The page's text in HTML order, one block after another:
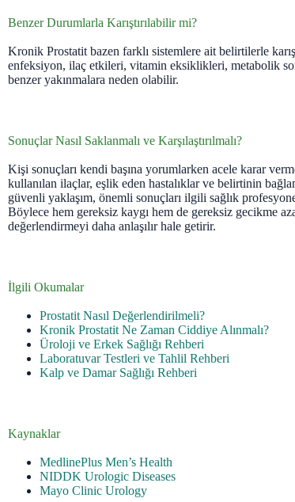
Benzer Durumlarla Karıştırılabilir mi?
Kronik Prostatit bazen farklı sistemlere ait belirtilerle
enfeksiyon, ilaç etkileri, vitamin eksiklikleri, metabolik
benzer yakınmalara neden olabilir.
Sonuçlar Nasıl Saklanmalı ve Karşılaştırılmalı?
Kişi sonuçları kendi başına yorumlarken acele karar
kullanılan ilaçlar, eşlik eden hastalıklar ve belirtinin
güvenli yaklaşım, önemli sonuçları ilgili sağlık
Böylece hem gereksiz kaygı hem de gereksiz gecikme
değerlendirmeyi daha anlaşılır hale getirir.
İlgili Okumalar
Prostatit Nasıl Değerlendirilmeli?
Kronik Prostatit Ne Zaman Ciddiye Alınmalı?
Üroloji ve Erkek Sağlığı Rehberi
Laboratuvar Testleri ve Tahlil Rehberi
Kalp ve Damar Sağlığı Rehberi
Kaynaklar
MedlinePlus Men’s Health
NIDDK Urologic Diseases
Mayo Clinic Urology